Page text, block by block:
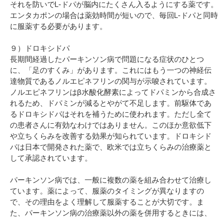
それを防いでL-ドパが脳内にたくさん入るようにする薬です。
エンタカポンの場合は薬効時間が短いので、毎回L-ドパと同時
に服薬する必要があります。
９）ドロキシドパ
長期間経過したパーキンソン病で問題になる症状のひとつ
に、「足のすくみ」があります。これにはもう一つの神経伝
達物質であるノルエピネフリンの関与が示唆されています。
ノルエピネフリンはβ水酸化酵素によってドパミンから合成さ
れるため、ドパミンが減るとやがて不足します。前駆体であ
るドロキシドパはそれを補うために使われます。ただし全て
の患者さんに有効なわけではありません。このほか意欲低下
や立ちくらみを改善する効果が知られています。ドロキシド
パは日本で開発された薬で、欧米では立ちくらみの治療薬と
して承認されています。
パーキンソン病では、一般に複数の薬を組み合わせて治療し
ています。薬によって、服薬のタイミングが異なりますの
で、その理由をよく理解して服薬することが大切です。ま
た、パーキンソン病の治療薬以外の薬を併用するときには、